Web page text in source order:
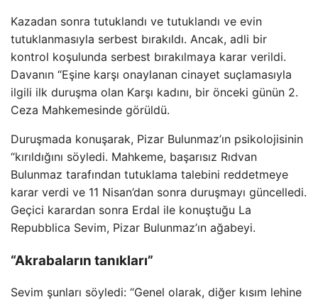
Kazadan sonra tutuklandı ve tutuklandı ve evin
tutuklanmasıyla serbest bırakıldı. Ancak, adli bir
kontrol koşulunda serbest bırakılmaya karar verildi.
Davanın “Eşine karşı onaylanan cinayet suçlamasıyla
ilgili ilk duruşma olan Karşı kadını, bir önceki günün 2.
Ceza Mahkemesinde görüldü.
Duruşmada konuşarak, Pizar Bulunmaz’ın psikolojisinin
“kırıldığını söyledi. Mahkeme, başarısız Rıdvan
Bulunmaz tarafından tutuklama talebini reddetmeye
karar verdi ve 11 Nisan’dan sonra duruşmayı güncelledi.
Geçici karardan sonra Erdal ile konuştuğu La
Repubblica Sevim, Pizar Bulunmaz’ın ağabeyi.
“Akrabaların tanıkları”
Sevim şunları söyledi: “Genel olarak, diğer kısım lehine